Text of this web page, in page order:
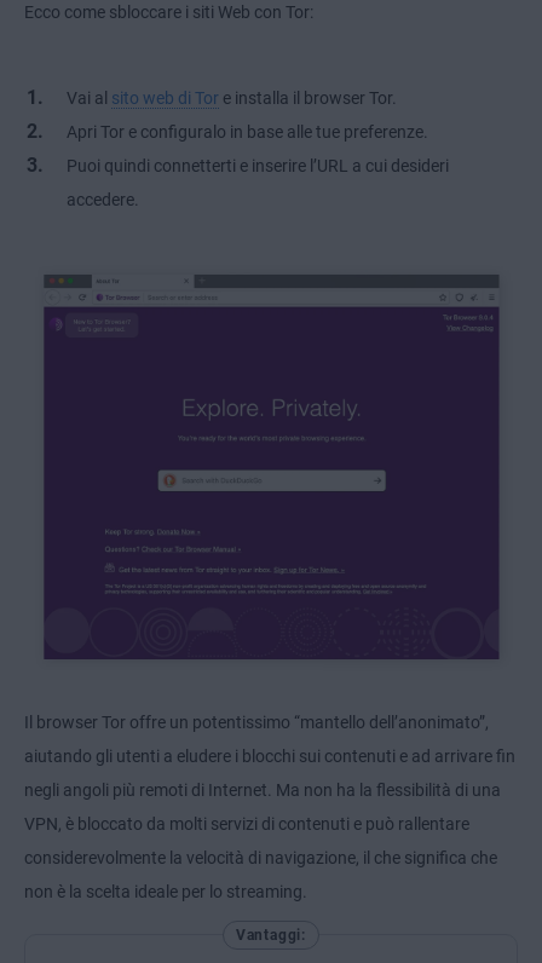
Ecco come sbloccare i siti Web con Tor:
Vai al sito web di Tor e installa il browser Tor.
Apri Tor e configuralo in base alle tue preferenze.
Puoi quindi connetterti e inserire l’URL a cui desideri
accedere.
Il browser Tor offre un potentissimo “mantello dell’anonimato”,
aiutando gli utenti a eludere i blocchi sui contenuti e ad arrivare fin
negli angoli più remoti di Internet. Ma non ha la flessibilità di una
VPN, è bloccato da molti servizi di contenuti e può rallentare
considerevolmente la velocità di navigazione, il che significa che
non è la scelta ideale per lo streaming.
Vantaggi: